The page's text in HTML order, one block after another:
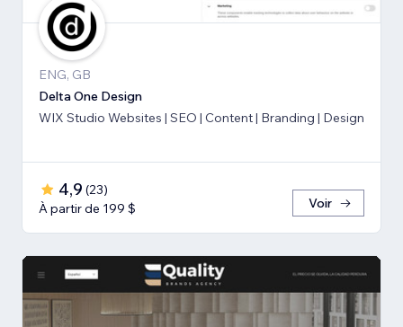
ENG, GB
Delta One Design
WIX Studio Websites | SEO | Content | Branding | Design
4,9 (23)
À partir de 199 $
Voir